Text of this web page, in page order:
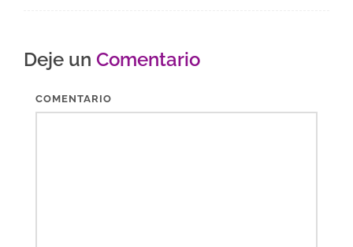
Deje un Comentario
COMENTARIO